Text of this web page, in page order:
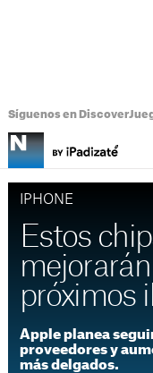
Síguenos en Discover
IPHONE
Estos
próximos
Apple planea
proveedores y
más delgados.